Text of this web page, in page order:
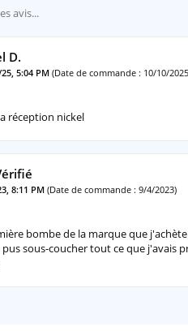
D.
5:04 PM (Date de commande : 10/10/
réception nickel
8:11 PM(Date de commande : 9/4/2023)
bombe de la marque que
sous-coucher tout ce que j'avais